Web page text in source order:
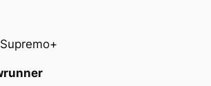
Supremo+